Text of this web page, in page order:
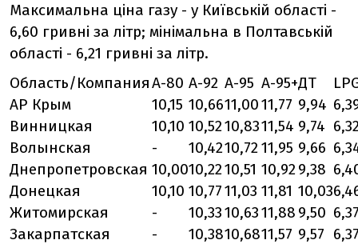
Максимальна ціна газу - у Київській області -
6,60 гривні за літр; мінімальна в Полтавській
області - 6,21 гривні за літр.
Область/КомпанияА-80 А-92 А-95 А-95+ДТ
АР Крым
10,15 10,6611,0011,77 9,94
Винницкая
10,10 10,5210,8311,54 9,74
Волынская
- 10,4210,72 11,95 9,66
Днепропетровская 10,0010,2210,51 10,92 9,38
Донецкая
10,10 10,7711,03 11,81 10,03
Житомирская
- 10,3310,6311,88 9,50
Закарпатская
- 10,3810,6811,57 9,57